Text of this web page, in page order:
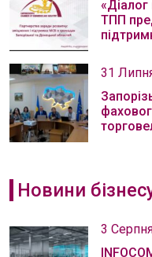
«Діалог
ТПП
31
Новини
3